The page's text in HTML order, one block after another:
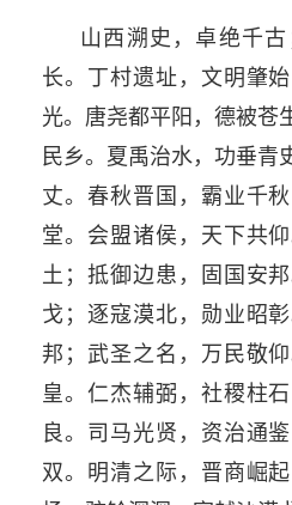
山西溯史，卓绝千
长。丁村遗址，文明肇
光。唐尧都平阳，德被苍
民乡。夏禹治水，功垂青
丈。春秋晋国，霸业千
堂。会盟诸侯，天下共
土；抵御边患，固国安
戈；逐寇漠北，勋业昭
邦；武圣之名，万民敬
皇。仁杰辅弼，社稷柱
良。司马光贤，资治通
双。明清之际，晋商崛